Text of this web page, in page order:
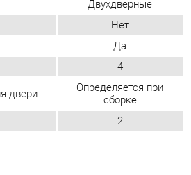
2
первым своим мнением.
ОТЗЫВ